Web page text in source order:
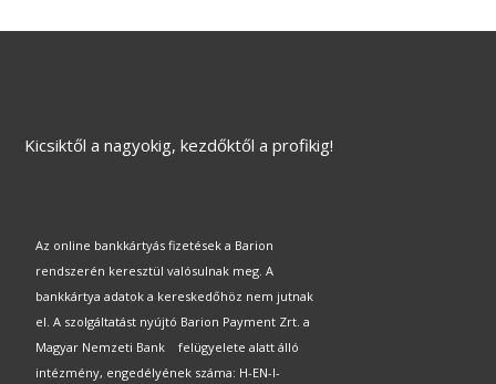
Kicsiktől a nagyokig, kezdőktől a profikig!
Az online bankkártyás fizetések a Barion
rendszerén keresztül valósulnak meg. A
bankkártya adatok a kereskedőhöz nem jutnak
el. A szolgáltatást nyújtó Barion Payment Zrt. a
Magyar Nemzeti Bank felügyelete alatt álló
intézmény, engedélyének száma: H-EN-I-